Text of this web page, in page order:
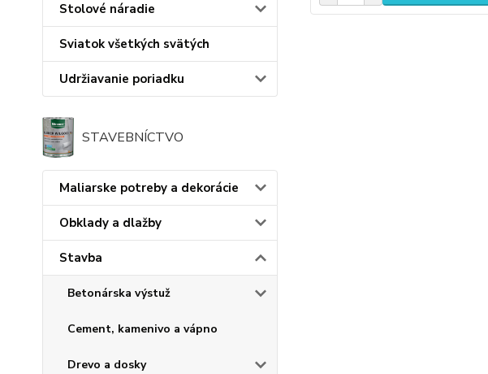
Stolové náradie
Sviatok všetkých svätých
Udržiavanie poriadku
STAVEBNÍCTVO
Maliarske potreby a dekorácie
Obklady a dlažby
Stavba
Betonárska výstuž
Cement, kamenivo a vápno
Drevo a dosky